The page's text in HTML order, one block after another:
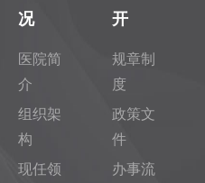
况
医院简
介
组织架
构
现任领
开
规章制
度
政策文
件
办事流